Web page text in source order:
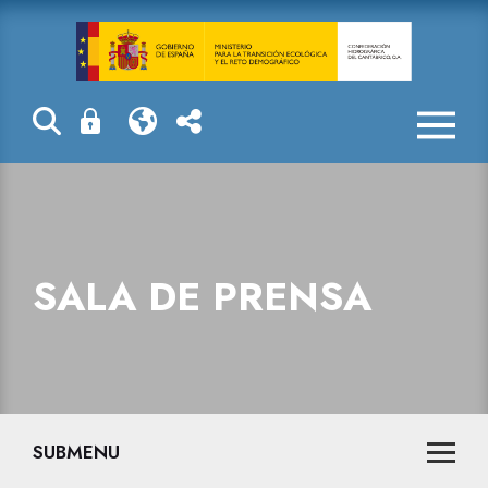
Sala de prensa
SALA DE PRENSA
SUBMENU